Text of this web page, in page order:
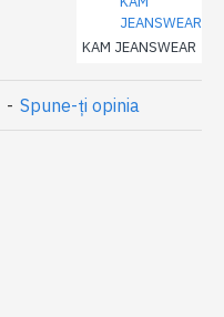
KAM JEANSWEAR
- Spune-ţi opinia